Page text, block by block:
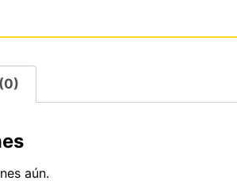
aún.